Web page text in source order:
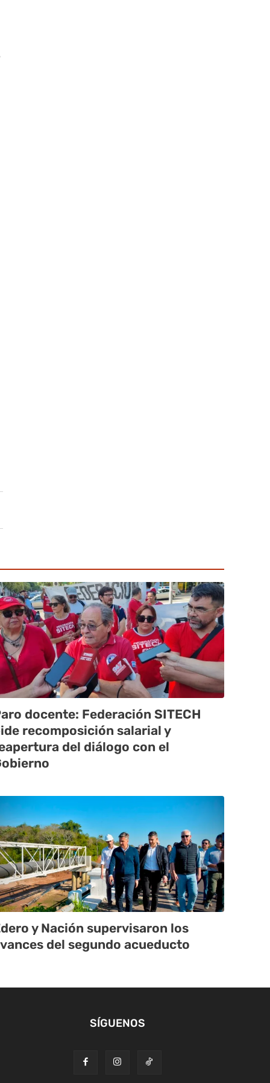
docente: Federación SITECH
recomposición salarial y
del diálogo con el
y Nación supervisaron los
del segundo acueducto
SÍGUENOS